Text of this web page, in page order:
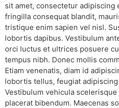
sit amet, consectetur adipiscing
fringilla consequat blandit,
tristique enim sapien vel nisl.
lobortis dapibus. Vestibulum
orci luctus et ultrices posuere
tempus nibh. Donec mollis
Etiam venenatis, diam id
lobortis tellus, feugiat
Vestibulum vehicula
placerat bibendum. Maecenas